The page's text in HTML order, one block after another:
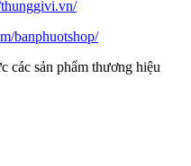
banphuotshop/
các sản phẩm thương hiệu